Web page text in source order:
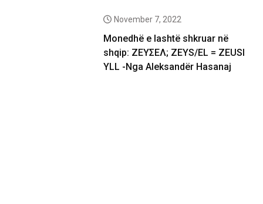
November 7, 2022
Monedhë e lashtë shkruar në
shqip: ΖΕΥΣΕΛ; ZEYS/EL = ZEUSI
YLL -Nga Aleksandër Hasanaj